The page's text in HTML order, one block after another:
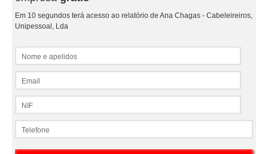
Em 10 segundos terá acesso ao relatório de Ana Chagas - Cabeleireiros,
Unipessoal, Lda